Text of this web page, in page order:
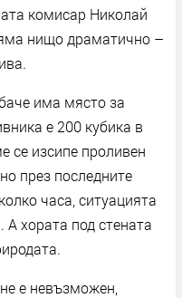
комисар Николай
нищо драматично –
има място за
е 200 кубика в
се изсипе проливен
през последните
часа, ситуацията
хората под стената
е невъзможен,